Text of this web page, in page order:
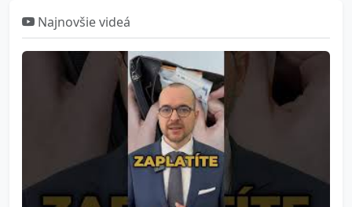
Najnovšie videá